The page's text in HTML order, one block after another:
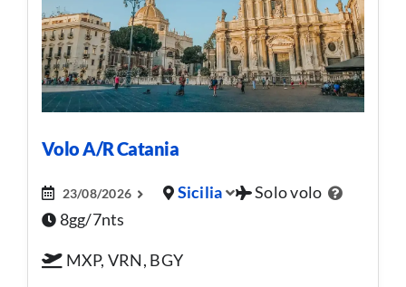
Volo A/R Catania
23/08/2026 Sicilia
Solo volo
8gg/7nts
MXP, VRN, BGY